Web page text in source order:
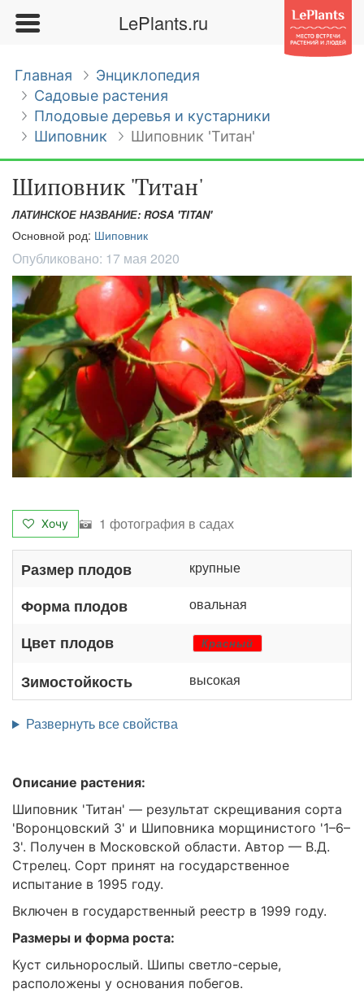
LePlants.ru
Главная
Энциклопедия
Садовые растения
Плодовые деревья и кустарники
Шиповник
Шиповник 'Титан'
Шиповник 'Титан'
ЛАТИНСКОЕ НАЗВАНИЕ: ROSA 'TITAN'
Основной род: Шиповник
Опубликовано: 17 мая 2020
Хочу 1 фотография в садах
Размер плодов крупные
Форма плодов овальная
Цвет плодов Красный
Зимостойкость высокая
Развернуть все свойства
Описание растения:
Шиповник 'Титан' — результат скрещивания сорта
'Воронцовский 3' и Шиповника морщинистого '1–6–
3'. Получен в Московской области. Автор — В.Д.
Стрелец. Сорт принят на государственное
испытание в 1995 году.
Включен в государственный реестр в 1999 году.
Размеры и форма роста:
Куст сильнорослый. Шипы светло-серые,
расположены у основания побегов.